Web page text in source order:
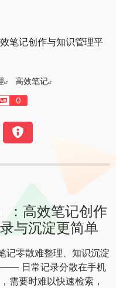
笔记创作与知识管理平
高效笔记
0
：高效笔记创作
与沉淀更简单
记零散难整理、知识沉淀
—— 日常记录分散在手机
需要时难以快速检索，